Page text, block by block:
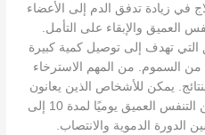
في زيادة تدفق الدم إلى الأعضاء
العميق والإبقاء على التأمل.
التي تهدف إلى توصيل كمية كبيرة
السموم. من المهم الاسترخاء
يمكن للأشخاص الذين يعانون
من ضعف الانتصاب ممارسة تمارين التنفس العميق يوميًا لمدة 10 إلى